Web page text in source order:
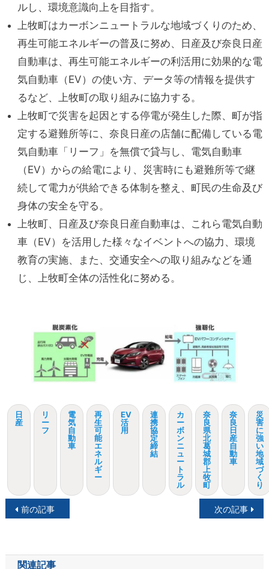
ルし、環境意識向上を目指す。
上牧町はカーボンニュートラルな地域づくりのため、
再生可能エネルギーの普及に努め、日産及び奈良日産
自動車は、再生可能エネルギーの利活用に効果的な電
気自動車（EV）の使い方、データ等の情報を提供す
るなど、上牧町の取り組みに協力する。
上牧町で災害を起因とする停電が発生した際、町が指
定する避難所等に、奈良日産の店舗に配備している電
気自動車「リーフ」を無償で貸与し、電気自動車
（EV）からの給電により、災害時にも避難所等で継
続して電力が供給できる体制を整え、町民の生命及び
身体の安全を守る。
上牧町、日産及び奈良日産自動車は、これら電気自動
車（EV）を活用した様々なイベントへの協力、環境
教育の実施、また、交通安全への取り組みなどを通
じ、上牧町全体の活性化に努める。
日
産
リ
ー
フ
電
気
自
動
車
再
生
可
能
エ
ネ
ル
ギ
ー
EV
活
用
連
携
協
定
締
結
カ
ー
ボ
ン
ニ
ュ
ー
ト
ラ
ル
奈
良
県
北
葛
城
郡
上
牧
町
奈
良
日
産
自
動
車
災
害
に
強
い
地
域
づ
く
り
投
ナ
前の記事 次の記事
関連記事